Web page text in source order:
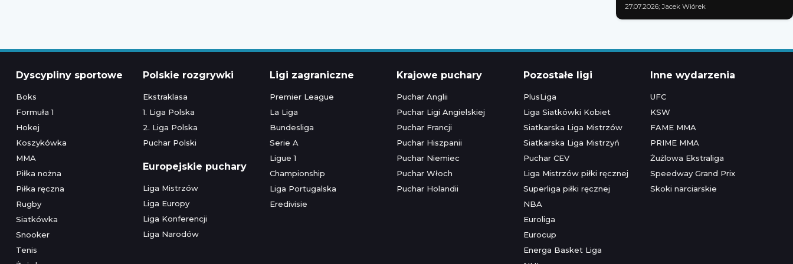
27.07.2026; Jacek Wiórek
Dyscypliny sportowe
Boks
Formuła 1
Hokej
Koszykówka
MMA
Piłka nożna
Piłka ręczna
Rugby
Siatkówka
Snooker
Tenis
Polskie rozgrywki
Ekstraklasa
1. Liga Polska
2. Liga Polska
Puchar Polski
Europejskie puchary
Liga Mistrzów
Liga Europy
Liga Konferencji
Liga Narodów
Ligi zagraniczne
Premier League
La Liga
Bundesliga
Serie A
Ligue 1
Championship
Liga Portugalska
Eredivisie
Krajowe puchary
Puchar Anglii
Puchar Ligi Angielskiej
Puchar Francji
Puchar Hiszpanii
Puchar Niemiec
Puchar Włoch
Puchar Holandii
Pozostałe ligi
PlusLiga
Liga Siatkówki Kobiet
Siatkarska Liga Mistrzów
Siatkarska Liga Mistrzyń
Puchar CEV
Liga Mistrzów piłki ręcznej
Superliga piłki ręcznej
NBA
Euroliga
Eurocup
Energa Basket Liga
Inne wydarzenia
UFC
KSW
FAME MMA
PRIME MMA
Żużlowa Ekstraliga
Speedway Grand Prix
Skoki narciarskie